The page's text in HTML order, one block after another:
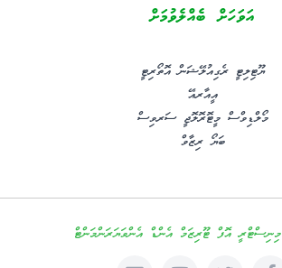
އަވަހަށް ބެއްލެވުމަށް
ޔޫޓިލިޓީ ރެގިއުލޭޝަން އޮތޯރިޓީ
އީއާރއޭ
މޯލްޑިވްސް މީޓޮރޮލޮޖީ ސަރވިސް
ބަޔޯ ރިޒާވް
މިނިސްޓްރީ އޮފް ޓޫރިޒަމް އެންޑް އެންވަޔަރަންމަންޓް